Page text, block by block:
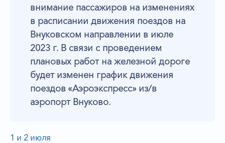
внимание пассажиров на изменениях
в расписании движения поездов на
Внуковском направлении в июле
2023 г. В связи с проведением
плановых работ на железной дороге
будет изменен график движения
поездов «Аэроэкспресс» из/в
аэропорт Внуково.
1 и 2 июля